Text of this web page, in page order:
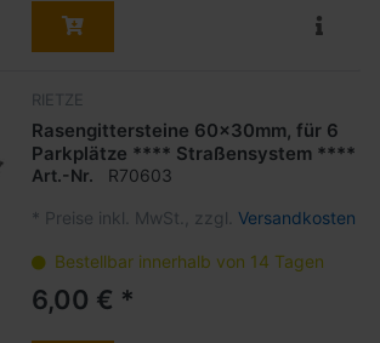
RIETZE
Rasengittersteine 60x30mm, für 6
Parkplätze **** Straßensystem ****
Art.-Nr. R70603
* Preise inkl. MwSt., zzgl. Versandkosten
Bestellbar innerhalb von 14 Tagen
6,00 € *